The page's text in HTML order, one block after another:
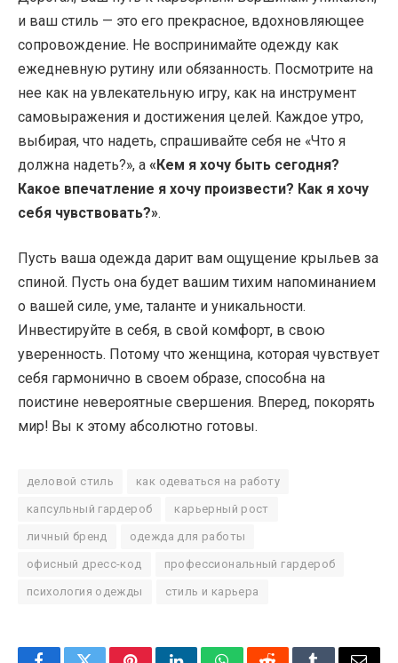
и ваш стиль — это его прекрасное, вдохновляющее
сопровождение. Не воспринимайте одежду как
ежедневную рутину или обязанность. Посмотрите на
нее как на увлекательную игру, как на инструмент
самовыражения и достижения целей. Каждое утро,
выбирая, что надеть, спрашивайте себя не «Что я
должна надеть?», а «Кем я хочу быть сегодня?
Какое впечатление я хочу произвести? Как я хочу
себя чувствовать?».
Пусть ваша одежда дарит вам ощущение крыльев за
спиной. Пусть она будет вашим тихим напоминанием
о вашей силе, уме, таланте и уникальности.
Инвестируйте в себя, в свой комфорт, в свою
уверенность. Потому что женщина, которая чувствует
себя гармонично в своем образе, способна на
поистине невероятные свершения. Вперед, покорять
мир! Вы к этому абсолютно готовы.
деловой стиль как одеваться на работу
капсульный гардероб карьерный рост
личный бренд одежда для работы
офисный дресс-код профессиональный гардероб
психология одежды стиль и карьера